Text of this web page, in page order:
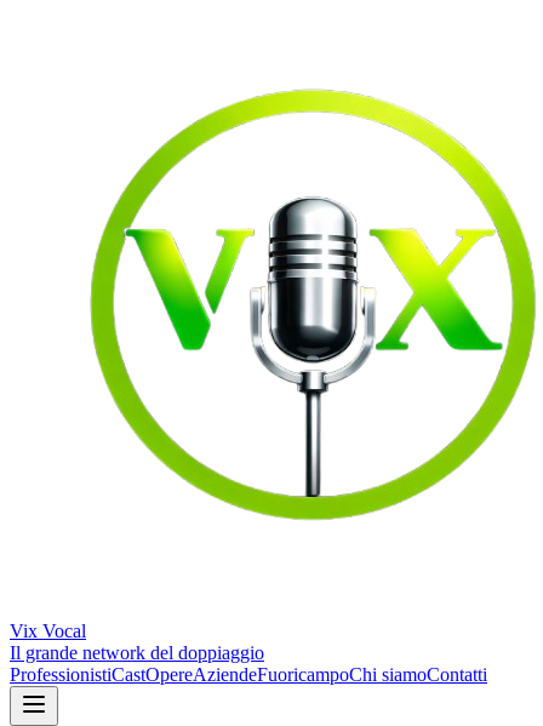
Vix Vocal
Il grande network del doppiaggio
ProfessionistiCastOpereAziendeFuoricampoChi siamoContatti